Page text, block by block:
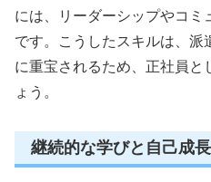
には、リーダーシップやコ
です。こうしたスキルは、
に重宝されるため、正社員と
ょう。
継続的な学びと自己成